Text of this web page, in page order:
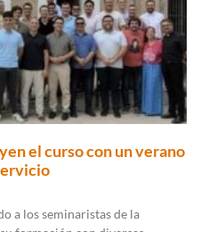
el curso con un verano
a los seminaristas de la